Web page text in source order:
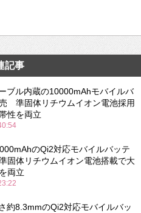
記事
ブル内蔵の10000mAhモバイルバ
準固体リチウムイオン電池採用
性を両立
のQi2対応モバイルバッテ
固体リチウムイオン電池搭載で大
両立
約8.3mmのQi2対応モバイルバッ